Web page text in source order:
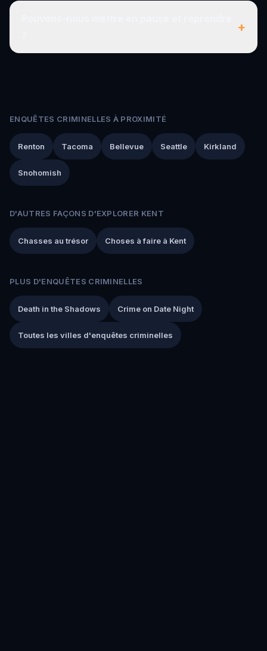
+
ENQUÊTES CRIMINELLES À PROXIMITÉ
Renton Tacoma Bellevue Seattle Kirkland
Snohomish
D'AUTRES FAÇONS D'EXPLORER KENT
Chasses au trésor Choses à faire à Kent
PLUS D'ENQUÊTES CRIMINELLES
Death in the Shadows Crime on Date Night
Toutes les villes d'enquêtes criminelles